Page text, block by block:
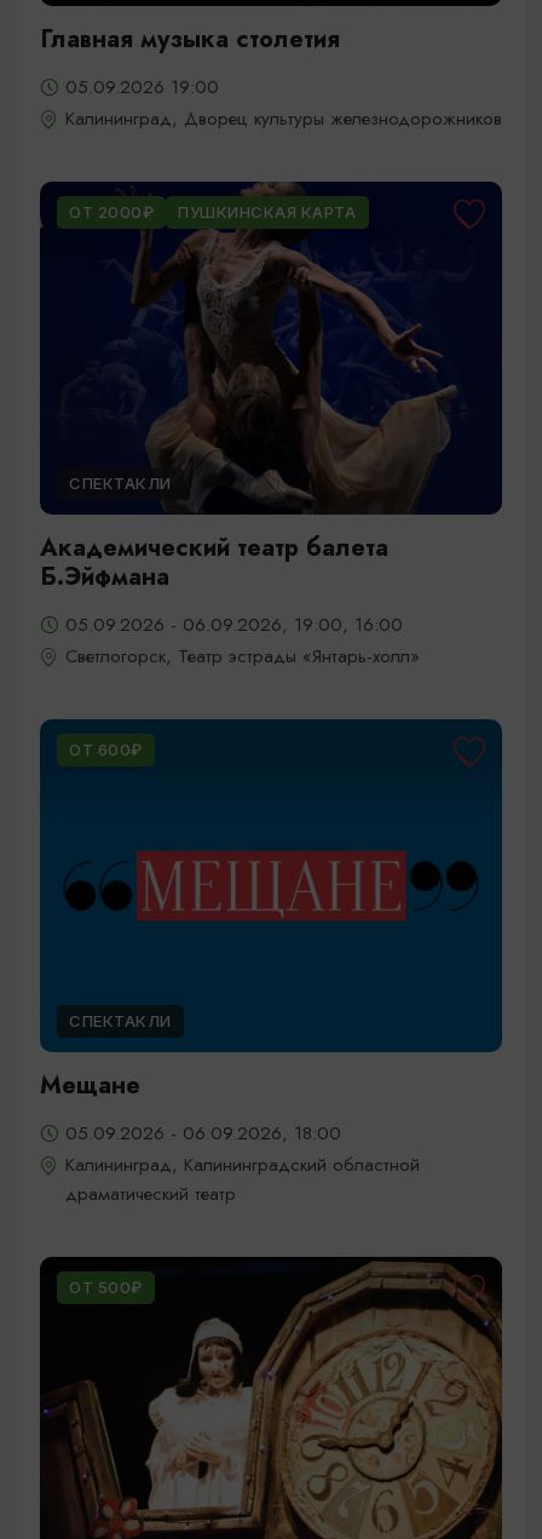
Главная музыка столетия
05.09.2026 19:00
Калининград, Дворец культуры железнодорожников
ОТ 2000₽ ПУШКИНСКАЯ КАРТА
СПЕКТАКЛИ
Академический театр балета
Б.Эйфмана
05.09.2026 - 06.09.2026, 19:00, 16:00
Светлогорск, Театр эстрады «Янтарь-холл»
ОТ 600₽
СПЕКТАКЛИ
Мещане
05.09.2026 - 06.09.2026, 18:00
Калининград, Калининградский областной
драматический театр
ОТ 500₽